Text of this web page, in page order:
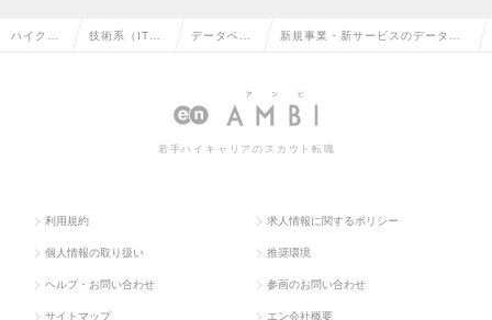
ハイクラ 技術系（IT・ データベー
ア
新規事業・新サービスのデータベ
一覧
若手ハイキャリアのスカウト転職
利用規約 求人情報に関するポリシー
個人情報の取り扱い 推奨環境
ヘルプ・お問い合わせ 参画のお問い合わせ
サイトマップ エン会社概要